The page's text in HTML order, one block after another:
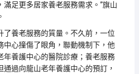
滿足更多居家養老服務需求。”旗山
了養老服務的質量。不久前，一位
中心撞傷了眼角，聯動機制下，他
年養護中心的醫院診療；養老服務
通過向龍山老年養護中心的預訂，